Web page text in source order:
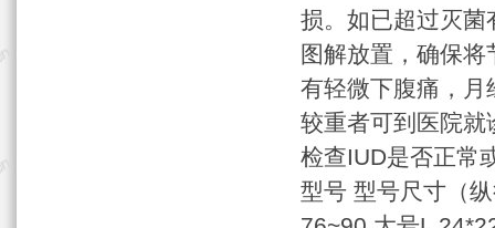
损。如已超过灭
图解放置，确保
有轻微下腹痛，月
较重者可到医院就
检查IUD是否正常
型号 型号尺寸（